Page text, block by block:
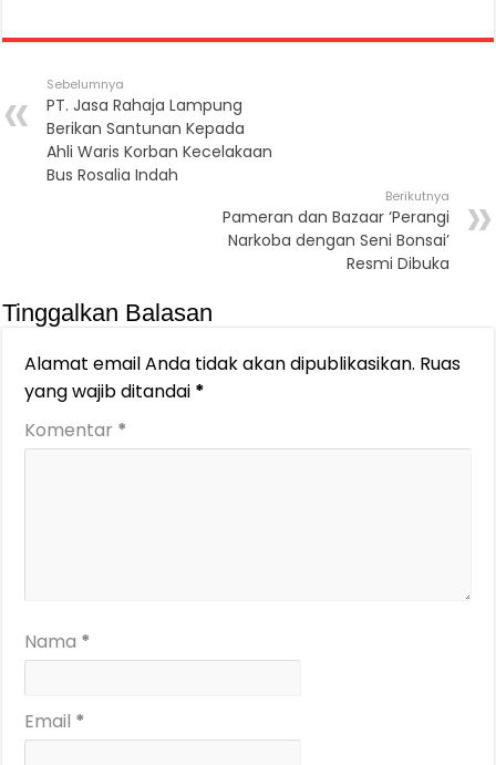
Sebelumnya
PT. Jasa Rahaja Lampung
Berikan Santunan Kepada
Ahli Waris Korban Kecelakaan
Bus Rosalia Indah
Berikutnya
Pameran dan Bazaar ‘Perangi
Narkoba dengan Seni Bonsai’
Resmi Dibuka
Tinggalkan Balasan
Alamat email Anda tidak akan dipublikasikan. Ruas
yang wajib ditandai *
Komentar *
Nama *
Email *